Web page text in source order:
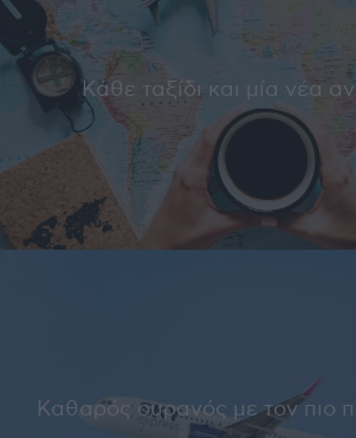
Κάθε ταξίδι και μία νέα
Καθαρός ουρανός με τον πιο